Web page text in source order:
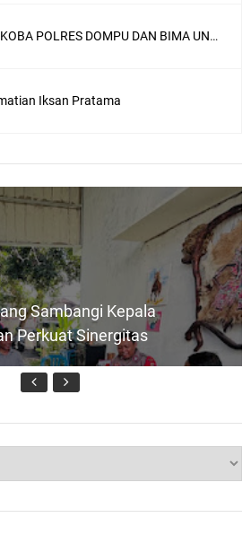
TIM SATRESNARKOBA POLRES DOMPU DAN BIMA UNGKAP KASUS NARKOBA VIA JASA PENGIRIMAN BARANG JNE
Iksan Pratama
Sambangi Kepala
Perkuat Sinergitas
Serentak